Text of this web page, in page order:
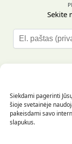
Siekdami pagerinti
šioje svetainėje
pakeisdami savo
slapukus.
Sekite
l
a
l
e
a
INFORMACIJA